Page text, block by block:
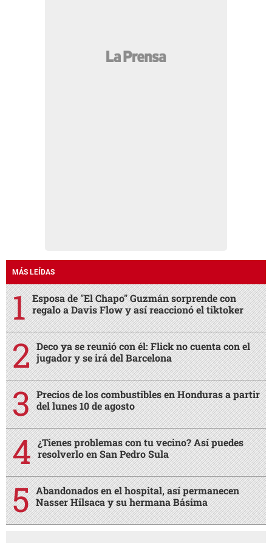
MÁS LEÍDAS
Esposa de "El Chapo" Guzmán sorprende con
regalo a Davis Flow y así reaccionó el tiktoker
Deco ya se reunió con él: Flick no cuenta con el
jugador y se irá del Barcelona
Precios de los combustibles en Honduras a partir
del lunes 10 de agosto
¿Tienes problemas con tu vecino? Así puedes
resolverlo en San Pedro Sula
Abandonados en el hospital, así permanecen
Nasser Hilsaca y su hermana Básima